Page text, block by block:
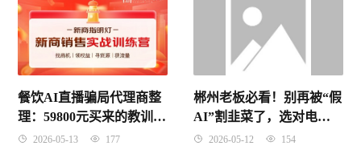
餐饮AI直播骗局代理商整
理：59800元买来的教训，
别让你的血汗钱打了水漂
2026-05-13 177
郴州老板必看！别再被“假
AI”割韭菜了，选对电销
系统才是真省钱
2026-05-12 154